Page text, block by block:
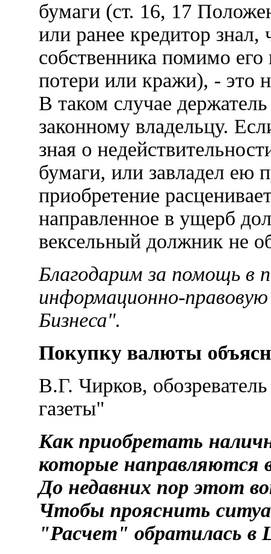
бумаги (ст. 16, 17
или ранее кредитор знал,
собственника помимо его
потери или кражи), - это
В таком случае
законному владельцу.
зная о
бумаги, или завладел ею
приобретение
направленное в ущерб
вексельный должник не
Благодарим за помощь в
информационно-
Бизнеса".
Покупку валюты
В.Г. Чирков,
газеты"
Как приобретать
которые направляются
До недавних пор этот
Чтобы прояснить
"Расчет" обратилась в